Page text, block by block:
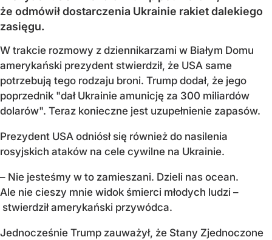
że odmówił dostarczenia Ukrainie rakiet dalekiego
zasięgu.
W trakcie rozmowy z dziennikarzami w Białym Domu
amerykański prezydent stwierdził, że USA same
potrzebują tego rodzaju broni. Trump dodał, że jego
poprzednik "dał Ukrainie amunicję za 300 miliardów
dolarów". Teraz konieczne jest uzupełnienie zapasów.
Prezydent USA odniósł się również do nasilenia
rosyjskich ataków na cele cywilne na Ukrainie.
– Nie jesteśmy w to zamieszani. Dzieli nas ocean.
Ale nie cieszy mnie widok śmierci młodych ludzi –
stwierdził amerykański przywódca.
Jednocześnie Trump zauważył, że Stany Zjednoczone